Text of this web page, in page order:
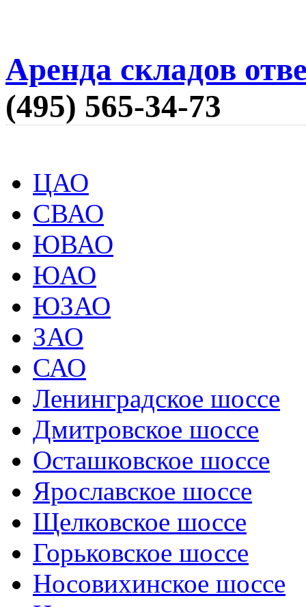
Аренда складов
(495) 565-34-73
ЦАО
СВАО
ЮВАО
ЮАО
ЮЗАО
ЗАО
САО
Ленинградское шоссе
Дмитровское шоссе
Осташковское шоссе
Ярославское шоссе
Щелковское шоссе
Горьковское шоссе
Носовихинское шоссе